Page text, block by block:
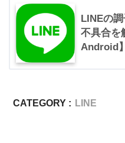
LINEの
不具合を
Android】
CATEGORY : LINE